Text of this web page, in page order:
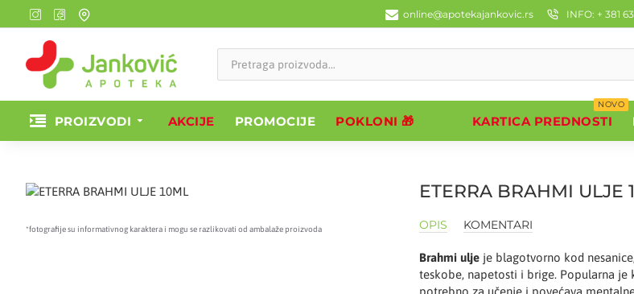
online@apotekajankovic.rs INFO: + 381
PROIZVODI AKCIJE PROMOCIJE POKLONI 🎁 KARTICA PREDNOSTI
NOVO
*fotografije su informativnog karaktera i mogu se razlikovati od ambalaže proizvoda
ETERRA BRAHMI ULJE
OPIS KOMENTARI
Brahmi ulje je blagotvorno kod
teskobe, napetosti i brige. Popularna
potrebno za učenje i povećava